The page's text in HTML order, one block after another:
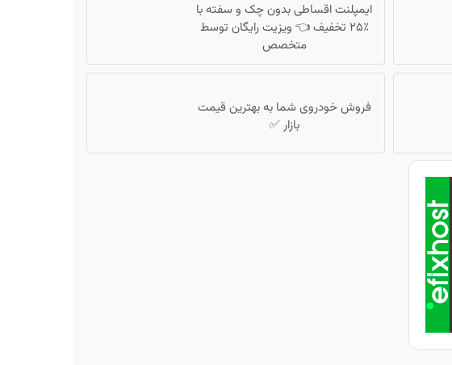
ایمپلنت اقساطی بدون چک و سفته با
٪۲۵ تخفیف 👈 ویزیت رایگان توسط
متخصص
فروش خودروی شما به بهترین قیمت
بازار ✅